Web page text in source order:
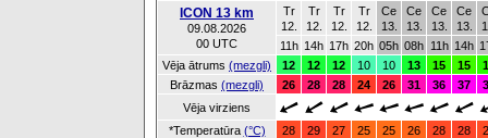
ICON 13 km
09.08.2026
00 UTC
Tr
12.
Tr
12.
Tr
12.
Tr
12.
Ce
13.
Ce
13.
Ce
13.
Ce
13.
11h 14h 17h 20h 05h 08h 11h 14h
Vēja ātrums (mezgli) 12 12 12 10 10 13 15 15
Brāzmas (mezgli) 26 28 28 24 26 31 36 37
Vēja virziens
*Temperatūra (°C) 28 29 27 25 25 26 28 28